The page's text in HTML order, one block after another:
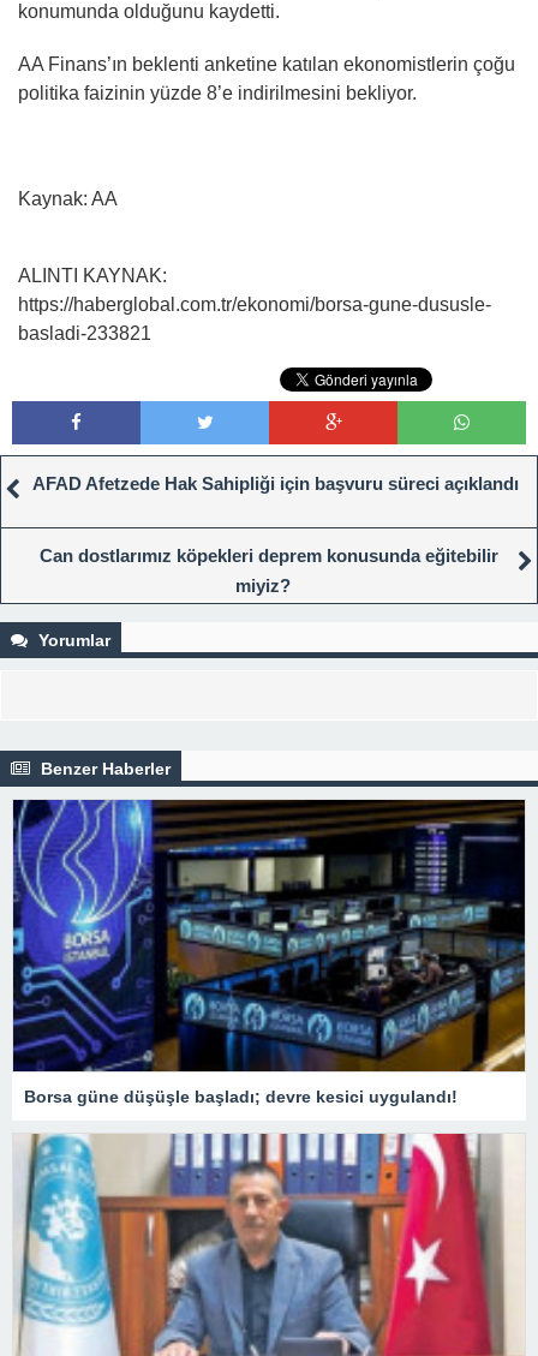
konumunda olduğunu kaydetti.
AA Finans’ın beklenti anketine katılan ekonomistlerin çoğu
politika faizinin yüzde 8’e indirilmesini bekliyor.
Kaynak: AA
ALINTI KAYNAK:
https://haberglobal.com.tr/ekonomi/borsa-gune-dususle-
basladi-233821
AFAD Afetzede Hak Sahipliği için başvuru süreci açıklandı
Can dostlarımız köpekleri deprem konusunda eğitebilir
miyiz?
Yorumlar
Benzer Haberler
Borsa güne düşüşle başladı; devre kesici uygulandı!